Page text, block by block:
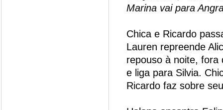
Marina vai para
Chica e Ricardo
Lauren repreende
repouso à noite, fora
e liga para Silvia.
Ricardo faz sobre